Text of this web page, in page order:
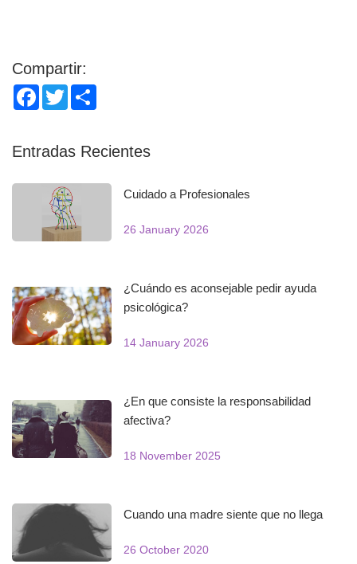
Compartir:
Facebook
Twitter
Entradas Recientes
Cuidado a Profesionales
26 January 2026
¿Cuándo es aconsejable pedir ayuda
psicológica?
14 January 2026
¿En que consiste la responsabilidad
afectiva?
18 November 2025
Cuando una madre siente que no llega
26 October 2020